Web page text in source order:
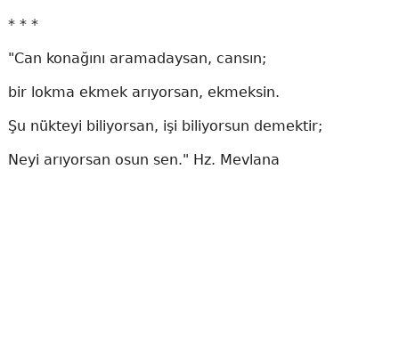
* * *
"Can konağını aramadaysan, cansın;
bir lokma ekmek arıyorsan, ekmeksin.
Şu nükteyi biliyorsan, işi biliyorsun demektir;
Neyi arıyorsan osun sen." Hz. Mevlana